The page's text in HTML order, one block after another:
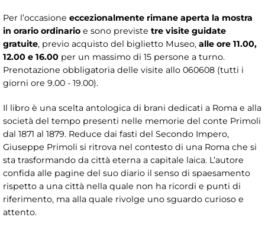
Per l’occasione eccezionalmente rimane aperta la mostra
in orario ordinario e sono previste tre visite guidate
gratuite, previo acquisto del biglietto Museo, alle ore 11.00,
12.00 e 16.00 per un massimo di 15 persone a turno.
Prenotazione obbligatoria delle visite allo 060608 (tutti i
giorni ore 9.00 - 19.00).
Il libro è una scelta antologica di brani dedicati a Roma e alla
società del tempo presenti nelle memorie del conte Primoli
dal 1871 al 1879. Reduce dai fasti del Secondo Impero,
Giuseppe Primoli si ritrova nel contesto di una Roma che si
sta trasformando da città eterna a capitale laica. L’autore
confida alle pagine del suo diario il senso di spaesamento
rispetto a una città nella quale non ha ricordi e punti di
riferimento, ma alla quale rivolge uno sguardo curioso e
attento.